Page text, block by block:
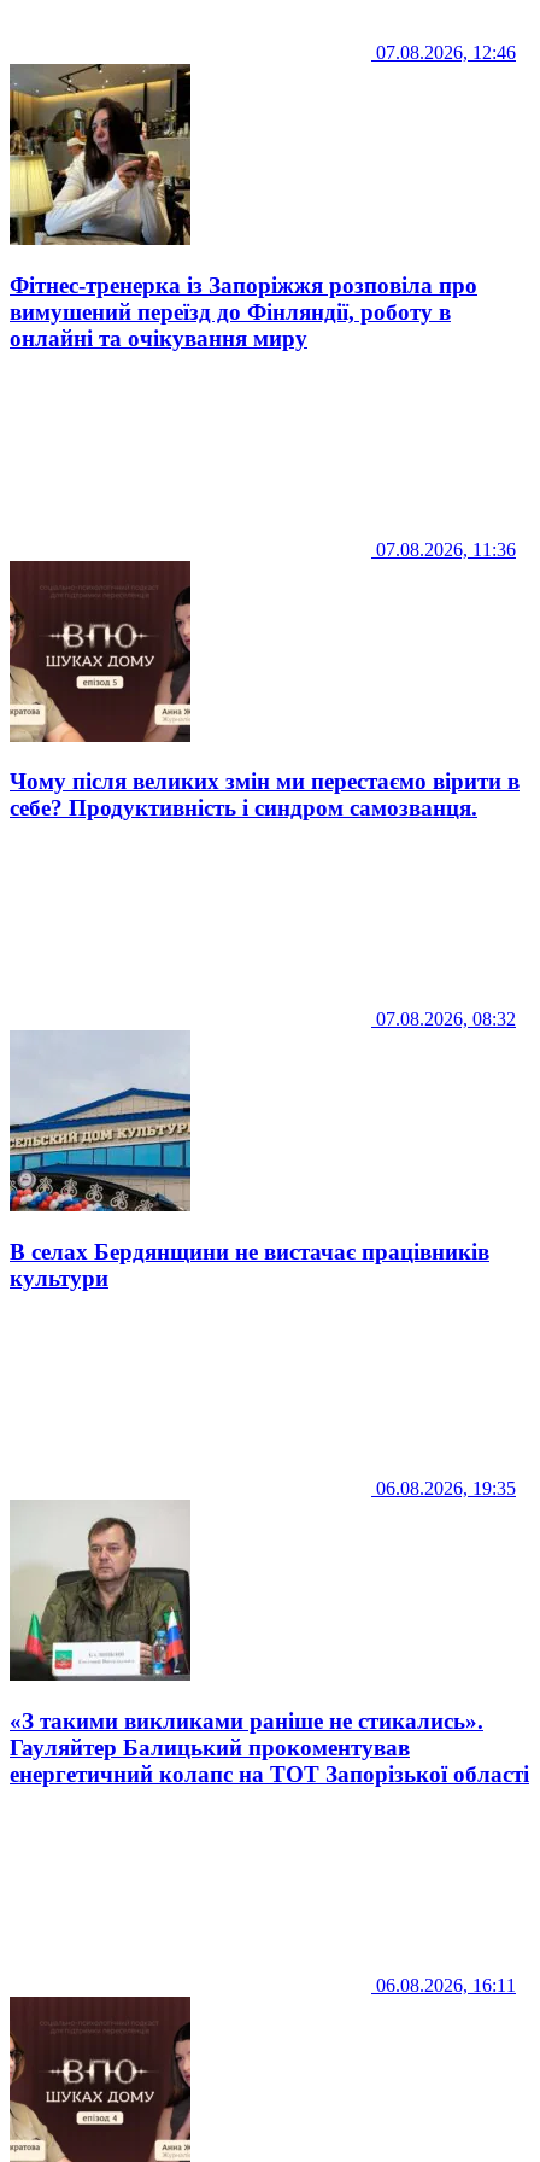
07.08.2026, 12:46
Фітнес-тренерка із Запоріжжя розповіла про
вимушений переїзд до Фінляндії, роботу в
онлайні та очікування миру
07.08.2026, 11:36
Чому після великих змін ми перестаємо вірити в
себе? Продуктивність і синдром самозванця.
07.08.2026, 08:32
В селах Бердянщини не вистачає працівників
культури
06.08.2026, 19:35
«З такими викликами раніше не стикались».
Гауляйтер Балицький прокоментував
енергетичний колапс на ТОТ Запорізької області
06.08.2026, 16:11